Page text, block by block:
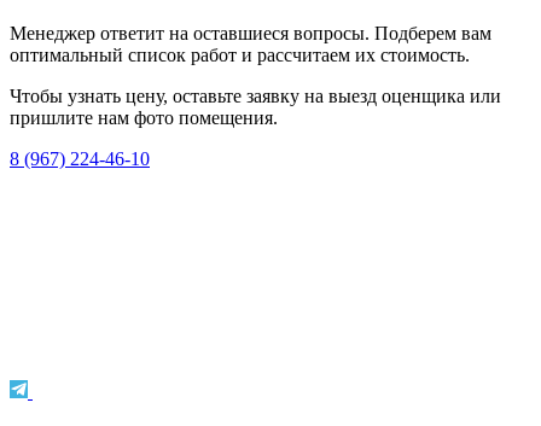
Менеджер ответит на оставшиеся вопросы. Подберем вам
оптимальный список работ и рассчитаем их стоимость.
Чтобы узнать цену, оставьте заявку на выезд оценщика или
пришлите нам фото помещения.
8 (967) 224-46-10